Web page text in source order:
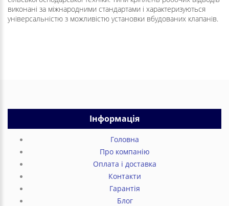
виконані за міжнародними стандартами і характеризуються
універсальністю з можливістю установки вбудованих клапанів.
Інформація
Головна
Про компанію
Оплата і доставка
Контакти
Гарантія
Блог